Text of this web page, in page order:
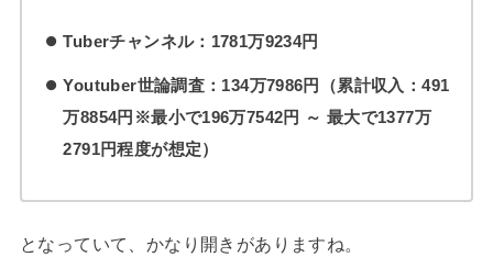
Tuberチャンネル：1781万9234円
Youtuber世論調査：134万7986円（累計収入：491
万8854円※最小で196万7542円 ～ 最大で1377万
2791円程度が想定）
となっていて、かなり開きがありますね。